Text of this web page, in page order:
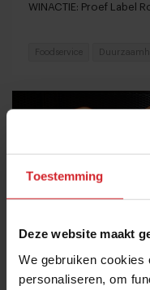
Toestemming
Deze website maakt
We gebruiken cookies
personaliseren, om
WINACTIE: Proef Label
Foodservice